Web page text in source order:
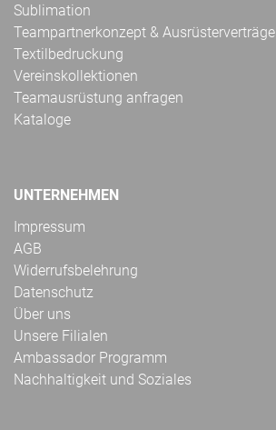
Sublimation
Teampartnerkonzept & Ausrüsterverträge
Textilbedruckung
Vereinskollektionen
Teamausrüstung anfragen
Kataloge
UNTERNEHMEN
Impressum
AGB
Widerrufsbelehrung
Datenschutz
Über uns
Unsere Filialen
Ambassador Programm
Nachhaltigkeit und Soziales